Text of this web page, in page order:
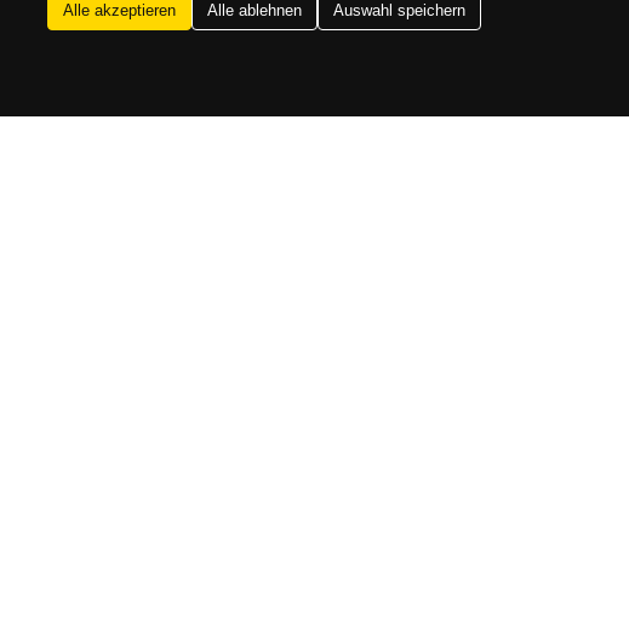
Alle akzeptieren Alle ablehnen Auswahl speichern